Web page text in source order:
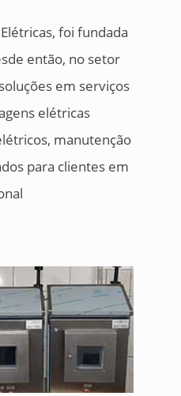
foi fundada
então, no setor
em serviços
elétricas
manutenção
para clientes em